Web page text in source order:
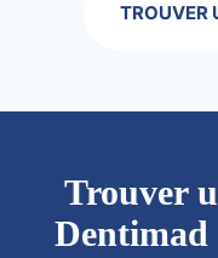
TROUVER
Trouver
Dentimad